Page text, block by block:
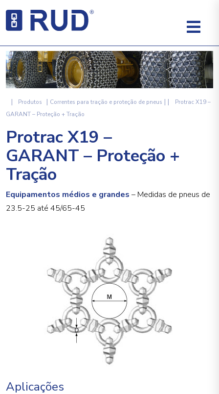
| Produtos | Correntes para tração e proteção de pneus | |
Protrac X19 –
GARANT – Proteção + Tração
Protrac X19 –
GARANT – Proteção +
Tração
Equipamentos médios e grandes – Medidas de pneus de
23.5-25 até 45/65-45
Aplicações